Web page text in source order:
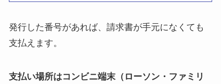
発行した番号があれば、請求書が手元になくても
支払えます。
支払い場所はコンビニ端末（ローソン・ファミリ